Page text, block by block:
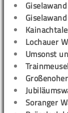
Lochauer
Umsonst
Soranger